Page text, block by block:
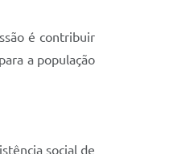
é contribuir
a população
social de